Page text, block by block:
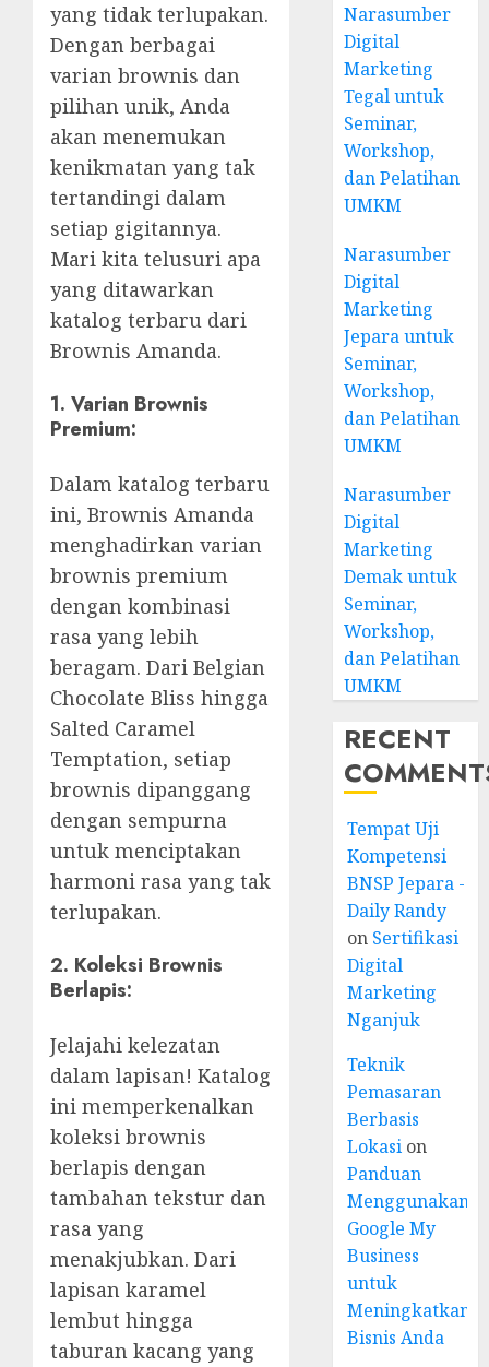
yang tidak terlupakan.
Dengan berbagai
varian brownis dan
pilihan unik, Anda
akan menemukan
kenikmatan yang tak
tertandingi dalam
setiap gigitannya.
Mari kita telusuri apa
yang ditawarkan
katalog terbaru dari
Brownis Amanda.
1. Varian Brownis
Premium:
Dalam katalog terbaru
ini, Brownis Amanda
menghadirkan varian
brownis premium
dengan kombinasi
rasa yang lebih
beragam. Dari Belgian
Chocolate Bliss hingga
Salted Caramel
Temptation, setiap
brownis dipanggang
dengan sempurna
untuk menciptakan
harmoni rasa yang tak
terlupakan.
2. Koleksi Brownis
Berlapis:
Jelajahi kelezatan
dalam lapisan! Katalog
ini memperkenalkan
koleksi brownis
berlapis dengan
tambahan tekstur dan
rasa yang
menakjubkan. Dari
lapisan karamel
lembut hingga
taburan kacang yang
Narasumber
Digital
Marketing
Tegal untuk
Seminar,
Workshop,
dan Pelatihan
UMKM
Narasumber
Digital
Marketing
Jepara untuk
Seminar,
Workshop,
dan Pelatihan
UMKM
Narasumber
Digital
Marketing
Demak untuk
Seminar,
Workshop,
dan Pelatihan
UMKM
RECENT
Tempat Uji
Kompetensi
BNSP Jepara -
Daily Randy
on Sertifikasi
Digital
Marketing
Nganjuk
Teknik
Pemasaran
Berbasis
Lokasi on
Panduan
Menggunakan
Google My
Business
untuk
Meningkatkan
Bisnis Anda